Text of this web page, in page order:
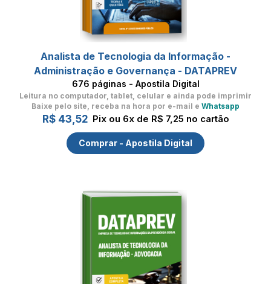
Analista de Tecnologia da Informação -
Administração e Governança - DATAPREV
676 páginas - Apostila Digital
Leitura no computador, tablet, celular e ainda pode imprimir
Baixe pelo site, receba na hora por e-mail e Whatsapp
R$ 43,52 Pix ou 6x de R$ 7,25 no cartão
Comprar - Apostila Digital